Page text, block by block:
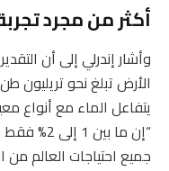
أكثر من مجرد
وأشار إندرلي إلى أن
الأرض تبلغ نحو تريليون
يتفاعل الماء مع أنواع
“إن ما
جميع احتياجات العالم من